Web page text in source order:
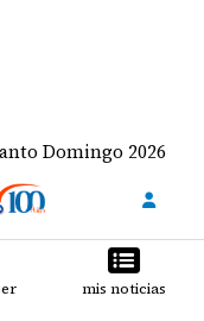
2026
mis noticias